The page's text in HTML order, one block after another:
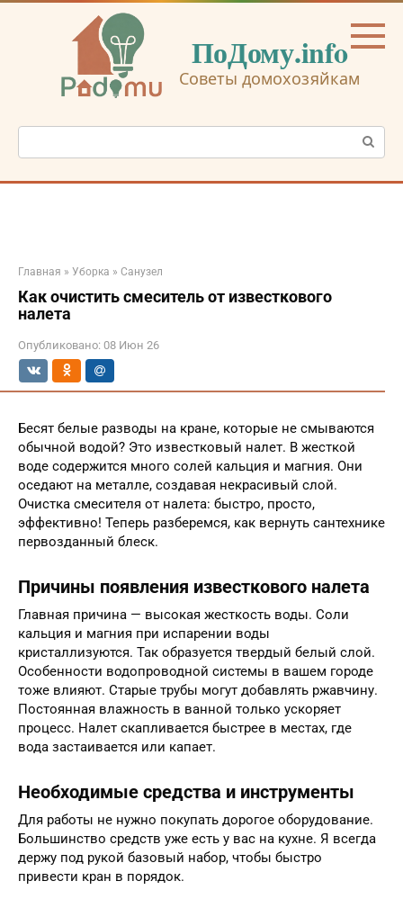
Перейти
ПоДому.info
Советы домохозяйкам
Поиск:
Главная » Уборка » Санузел
Как очистить смеситель от известкового
налета
Опубликовано: 08 Июн 26
Бесят белые разводы на кране, которые не смываются
обычной водой? Это известковый налет. В жесткой
воде содержится много солей кальция и магния. Они
оседают на металле, создавая некрасивый слой.
Очистка смесителя от налета: быстро, просто,
эффективно! Теперь разберемся, как вернуть сантехнике
первозданный блеск.
Причины появления известкового налета
Главная причина — высокая жесткость воды. Соли
кальция и магния при испарении воды
кристаллизуются. Так образуется твердый белый слой.
Особенности водопроводной системы в вашем городе
тоже влияют. Старые трубы могут добавлять ржавчину.
Постоянная влажность в ванной только ускоряет
процесс. Налет скапливается быстрее в местах, где
вода застаивается или капает.
Необходимые средства и инструменты
Для работы не нужно покупать дорогое оборудование.
Большинство средств уже есть у вас на кухне. Я всегда
держу под рукой базовый набор, чтобы быстро
привести кран в порядок.